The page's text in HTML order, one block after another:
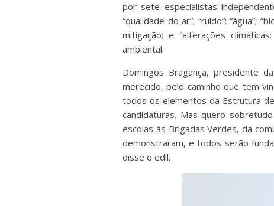
por sete especialistas
“qualidade do ar”; “ruído”; “água”;
mitigação; e “alterações
ambiental.
Domingos Bragança, presidente
merecido, pelo caminho que tem
todos os elementos da Estrutura
candidaturas. Mas quero
escolas às Brigadas Verdes, da
demonstraram, e todos serão
disse o edil.